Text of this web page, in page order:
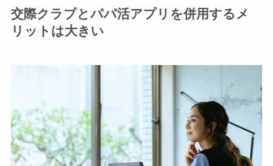
交際クラブとパパ活アプリを併用するメ
リットは大きい